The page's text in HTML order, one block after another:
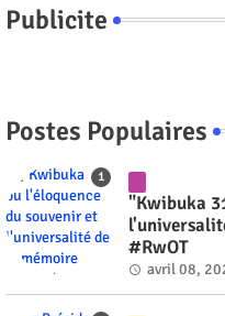
Publicite
Postes Populaires
"Kwibuka
#RwOT
avril 08,